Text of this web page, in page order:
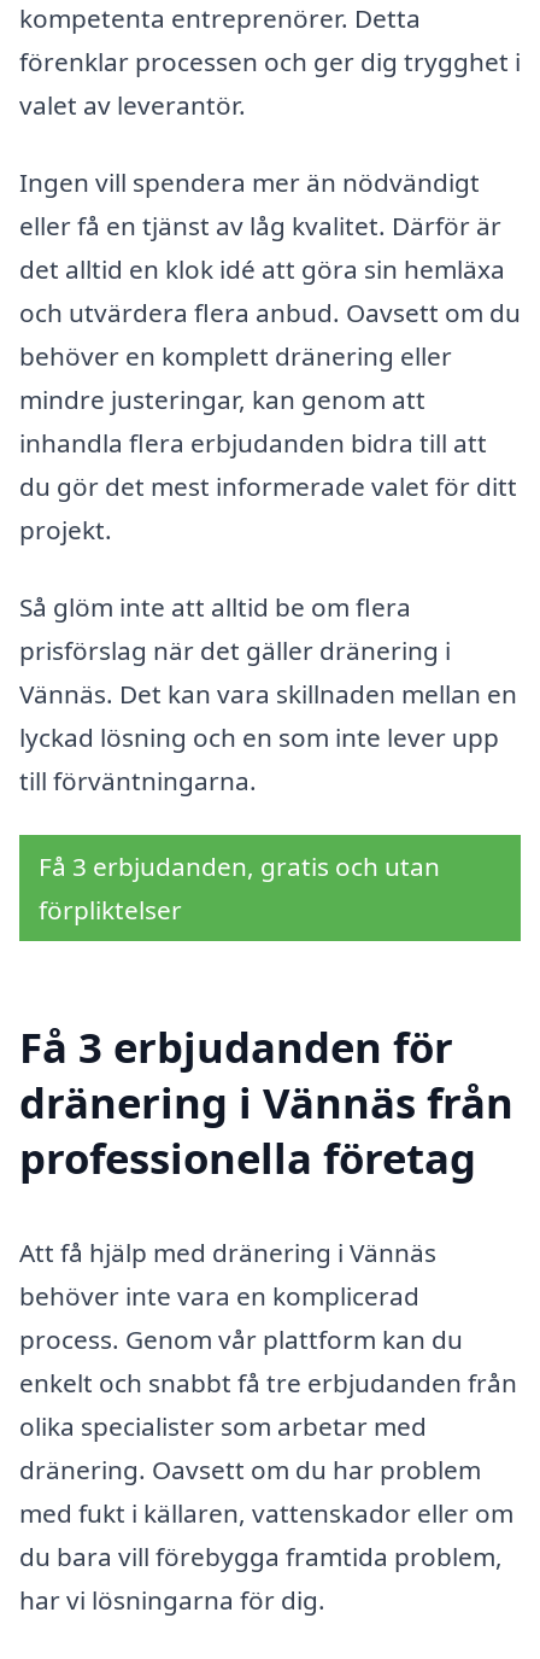
kompetenta entreprenörer. Detta
förenklar processen och ger dig trygghet i
valet av leverantör.
Ingen vill spendera mer än nödvändigt
eller få en tjänst av låg kvalitet. Därför är
det alltid en klok idé att göra sin hemläxa
och utvärdera flera anbud. Oavsett om du
behöver en komplett dränering eller
mindre justeringar, kan genom att
inhandla flera erbjudanden bidra till att
du gör det mest informerade valet för ditt
projekt.
Så glöm inte att alltid be om flera
prisförslag när det gäller dränering i
Vännäs. Det kan vara skillnaden mellan en
lyckad lösning och en som inte lever upp
till förväntningarna.
Få 3 erbjudanden, gratis och utan
förpliktelser
Få 3 erbjudanden för
dränering i Vännäs från
professionella företag
Att få hjälp med dränering i Vännäs
behöver inte vara en komplicerad
process. Genom vår plattform kan du
enkelt och snabbt få tre erbjudanden från
olika specialister som arbetar med
dränering. Oavsett om du har problem
med fukt i källaren, vattenskador eller om
du bara vill förebygga framtida problem,
har vi lösningarna för dig.